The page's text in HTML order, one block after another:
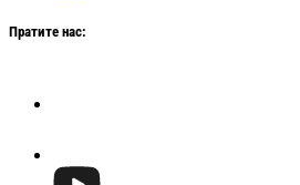
Пратите нас: